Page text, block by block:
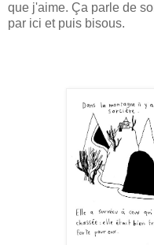
que j'aime. Ça parle de
par ici et puis bisous.